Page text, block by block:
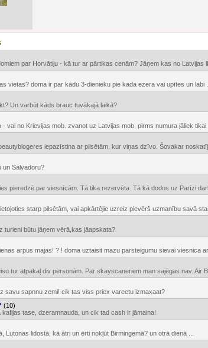
par Horvātiju - kā tur ar pārtikas cenām? Jāņem kas no Latvijas
vietas? doma ir par kādu 3-dienieku pie kada ezera vai upītes un labi ...
Un varbūt kāds brauc tuvākajā laikā?
vai no Krievijas mob. zvanot uz Latvijas mob. pirms numura jāliek tikai
iepazīstina ar pilsētām, kur viņas dzīvo. Šovakar
un Salvadoru?
pieredzē par viesnīcām. Tā tika rezervēta. Tā kā dodos uz Parīzi
starp pilsētām, vai apkārtējie uzreiz pievērš uzmanību savā
turieni būtu jāņem vērā,kas jāapskata?
arpus majas! ? ! doma uztaisit mazu parsteigumu sievai viesnica ar
tur atpakaļ div personām. Par skayscaneriem man sajēgas nav. Air
savu sapnnu zemi! cik tas viss priex vareetu izmaxaat?
(10)
tase, dzeramnauda, un cik tad cash ir jāmaina!
Lutonas lidostā, kā ātri un ērti nokļūt Birmingemā? un otrā dienā ...